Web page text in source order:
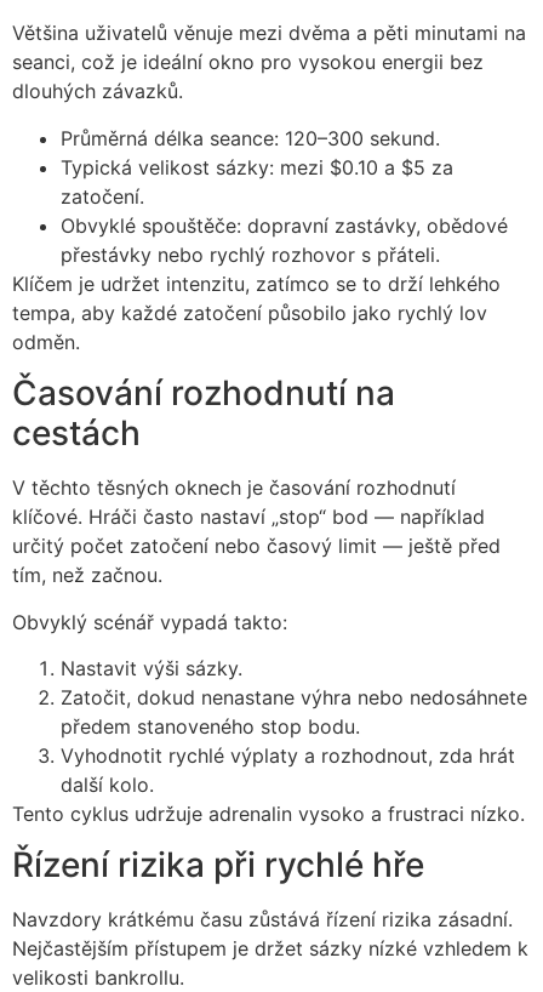
Většina uživatelů věnuje mezi dvěma a pěti minutami na
seanci, což je ideální okno pro vysokou energii bez
dlouhých závazků.
Průměrná délka seance: 120–300 sekund.
Typická velikost sázky: mezi $0.10 a $5 za
zatočení.
Obvyklé spouštěče: dopravní zastávky, obědové
přestávky nebo rychlý rozhovor s přáteli.
Klíčem je udržet intenzitu, zatímco se to drží lehkého
tempa, aby každé zatočení působilo jako rychlý lov
odměn.
Časování rozhodnutí na
cestách
V těchto těsných oknech je časování rozhodnutí
klíčové. Hráči často nastaví „stop“ bod — například
určitý počet zatočení nebo časový limit — ještě před
tím, než začnou.
Obvyklý scénář vypadá takto:
Nastavit výši sázky.
Zatočit, dokud nenastane výhra nebo nedosáhnete
předem stanoveného stop bodu.
Vyhodnotit rychlé výplaty a rozhodnout, zda hrát
další kolo.
Tento cyklus udržuje adrenalin vysoko a frustraci nízko.
Řízení rizika při rychlé hře
Navzdory krátkému času zůstává řízení rizika zásadní.
Nejčastějším přístupem je držet sázky nízké vzhledem k
velikosti bankrollu.